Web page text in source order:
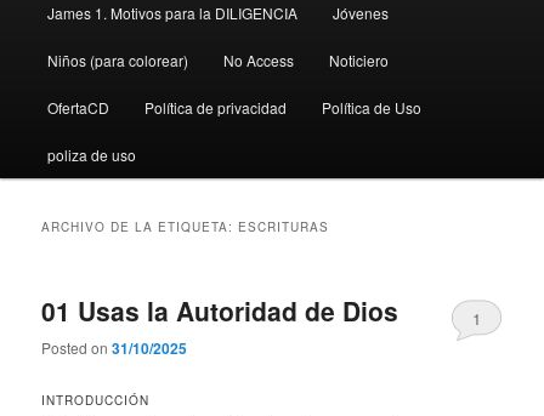
James 1. Motivos para la DILIGENCIA Jóvenes
Niños (para colorear) No Access Noticiero
OfertaCD Política de privacidad Política de Uso
poliza de uso
ARCHIVO DE LA ETIQUETA: ESCRITURAS
01 Usas la Autoridad de Dios
Posted on31/10/2025
1
INTRODUCCIÓN